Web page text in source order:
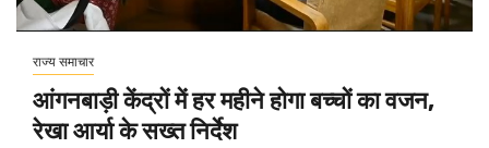
राज्य समाचार
आंगनबाड़ी केंद्रों में हर महीने होगा बच्चों का वजन,
रेखा आर्या के सख्त निर्देश